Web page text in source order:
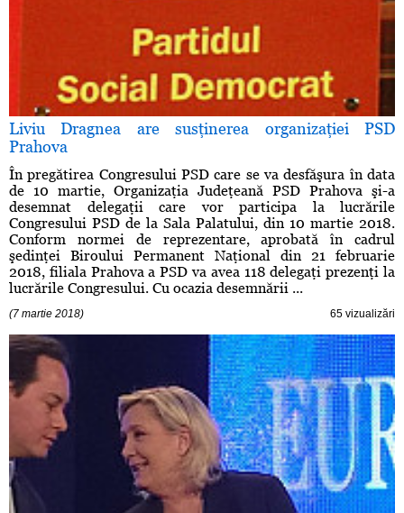
Liviu Dragnea are susţinerea organizaţiei PSD
Prahova
În pregătirea Congresului PSD care se va desfăşura în data
de 10 martie, Organizaţia Judeţeană PSD Prahova şi-a
desemnat delegaţii care vor participa la lucrările
Congresului PSD de la Sala Palatului, din 10 martie 2018.
Conform normei de reprezentare, aprobată în cadrul
şedinţei Biroului Permanent Naţional din 21 februarie
2018, filiala Prahova a PSD va avea 118 delegaţi prezenţi la
lucrările Congresului. Cu ocazia desemnării ...
(7 martie 2018) 65 vizualizări